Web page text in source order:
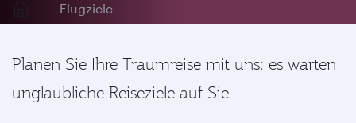
Flugziele
Planen Sie Ihre Traumreise mit uns: es warten
unglaubliche Reiseziele auf Sie.